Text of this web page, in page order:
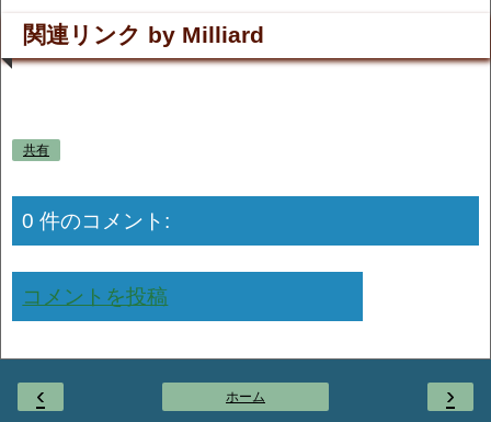
関連リンク by Milliard
共有
0 件のコメント:
コメントを投稿
‹ ›
ホーム